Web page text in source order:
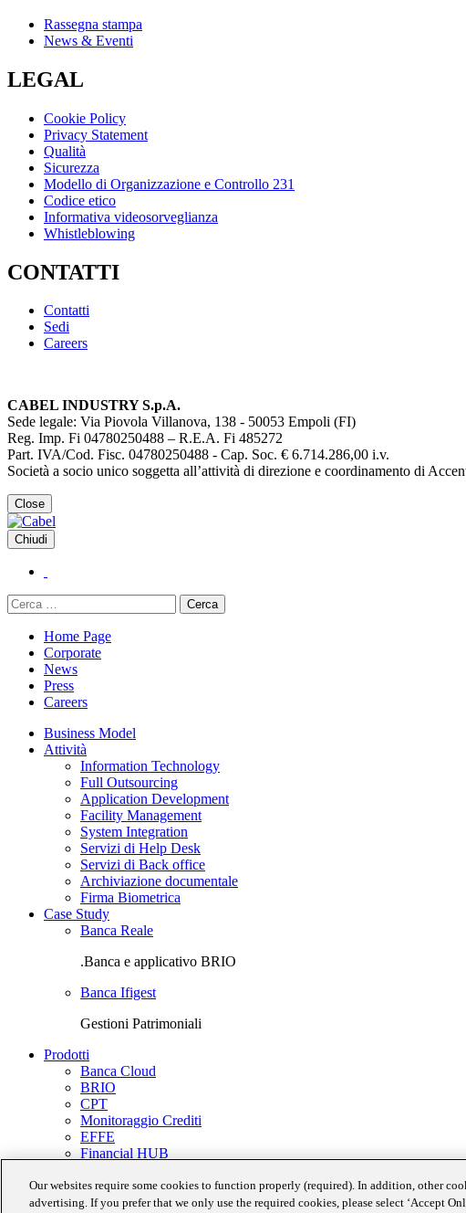
Rassegna stampa
News & Eventi
LEGAL
Cookie Policy
Privacy Statement
Qualità
Sicurezza
Modello di Organizzazione e Controllo 231
Codice etico
Informativa videosorveglianza
Whistleblowing
CONTATTI
Contatti
Sedi
Careers
CABEL INDUSTRY S.p.A.
Sede legale: Via Piovola Villanova, 138 - 50053 Empoli (FI)
Reg. Imp. Fi 04780250488 – R.E.A. Fi 485272
Part. IVA/Cod. Fisc. 04780250488 - Cap. Soc. € 6.714.286,00 i.v.
Società a socio unico soggetta all’attività di direzione e coordinamento di
Close
Chiudi
Ricerca
per:
Home Page
Corporate
News
Press
Careers
Business Model
Attività
Information Technology
Full Outsourcing
Application Development
Facility Management
System Integration
Servizi di Help Desk
Servizi di Back office
Archiviazione documentale
Firma Biometrica
Case Study
Banca Reale
.Banca e applicativo BRIO
Banca Ifigest
Gestioni Patrimoniali
Prodotti
Banca Cloud
BRIO
CPT
Monitoraggio Crediti
EFFE
Financial HUB
.Banca
.Identity
Our websites require some cookies to function properly (required). In addition, other
advertising. If you prefer that we only use the required cookies, please select ‘Accept